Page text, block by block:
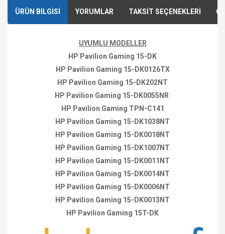
ÜRÜN BİLGİSİ YORUMLAR TAKSİT SEÇENEKLERİ
UYUMLU MODELLER
HP Pavilion Gaming 15-DK
HP Pavilion Gaming 15-DK0126TX
HP Pavilion Gaming 15-DK202NT
HP Pavilion Gaming 15-DK0055NR
HP Pavilion Gaming TPN-C141
HP Pavilion Gaming 15-DK1038NT
HP Pavilion Gaming 15-DK0018NT
HP Pavilion Gaming 15-DK1007NT
HP Pavilion Gaming 15-DK0011NT
HP Pavilion Gaming 15-DK0014NT
HP Pavilion Gaming 15-DK0006NT
HP Pavilion Gaming 15-DK0013NT
HP Pavilion Gaming 15T-DK